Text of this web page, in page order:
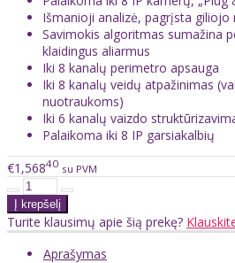
Išmanioji analizė, pagrįsta
Savimokis algoritmas sumažina
klaidingus aliarmus
Iki 8 kanalų perimetro apsauga
Iki 8 kanalų veidų atpažinimas
nuotraukoms)
Iki 6 kanalų vaizdo
Palaikoma iki 8 IP garsiakalbių
€1,56840 su PVM
Turite klausimų apie šią prekę?
Aprašymas